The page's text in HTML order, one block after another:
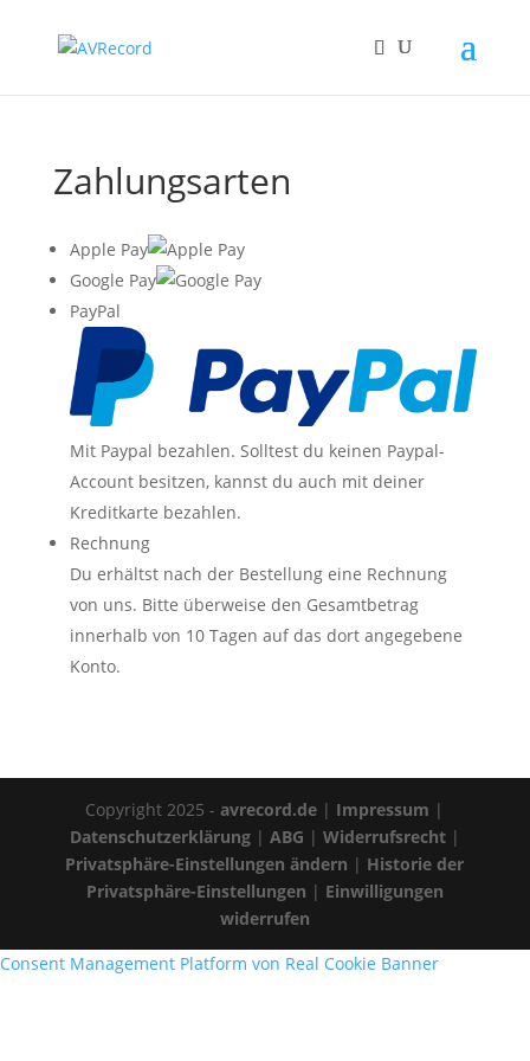
Zahlungsarten
Apple Pay
Google Pay
PayPal
Mit Paypal bezahlen. Solltest du keinen Paypal-
Account besitzen, kannst du auch mit deiner
Kreditkarte bezahlen.
Rechnung
Du erhältst nach der Bestellung eine Rechnung
von uns. Bitte überweise den Gesamtbetrag
innerhalb von 10 Tagen auf das dort angegebene
Konto.
Copyright 2025 -avrecord.de | Impressum |
Datenschutzerklärung| ABG | Widerrufsrecht|
Privatsphäre-Einstellungen ändern | Historie der
Privatsphäre-Einstellungen | Einwilligungen
widerrufen
Consent Management Platform von Real Cookie Banner